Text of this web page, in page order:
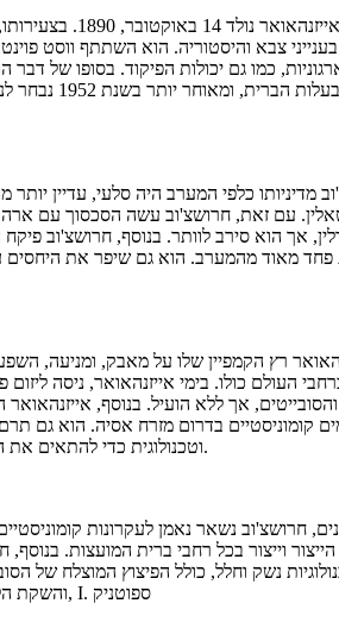
דווייט אייזנהאואר
צבא והיסטוריה. הוא השתתף ווסט פוינט,
כמו גם יכולות הפיקוד. בסופו של
מדיניותו כלפי המערב היה סלעי, עדיין
עם זאת, חרושצ'וב עשה הסכסוך עם
אך הוא סירב לוותר. בנוסף, חרושצ'וב
פחד מאוד מהמערב. הוא גם שיפר את היחסים
רץ הקמפיין שלו על מאבק, ומניעה,
העולם כולו. בימי אייזנהאואר, ניסה
והסובייטים, אך ללא הועיל. בנוסף,
קומוניסטיים בדרום מזרח אסיה. הוא גם
וטכנולוגית כדי להתאים את ההתקדמות הסובייטית.
חרושצ'וב נשאר נאמן לעקרונות
הייצור וייצור בכל רחבי ברית המועצות.
נשק וחלל, כולל הפיצוץ המוצלח של
והשקת הלווין הראשון של החלל, I. ספוטניק